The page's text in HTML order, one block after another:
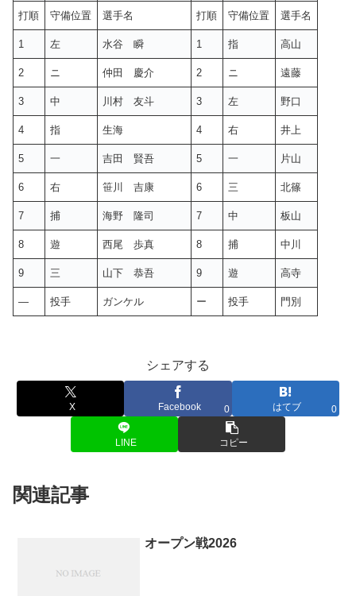
打順 守備位置 選手名 打順 守備位置 選手名
1 左 水谷 瞬 1 指 高山
2 ニ 仲田 慶介 2 ニ 遠藤
3 中 川村 友斗 3 左 野口
4 指 生海 4 右 井上
5 一 吉田 賢吾 5 一 片山
6 右 笹川 吉康 6 三 北篠
7 捕 海野 隆司 7 中 板山
8 遊 西尾 歩真 8 捕 中川
9 三 山下 恭吾 9 遊 高寺
— 投手 ガンケル ー 投手 門別
シェアする
X Facebook 0 はてブ 0
LINE コピー
関連記事
オープン戦2026